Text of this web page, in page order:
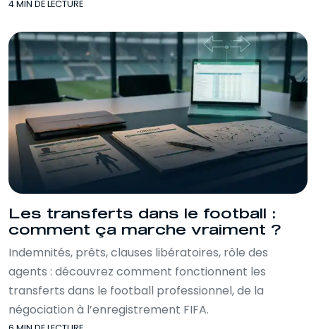
4 MIN DE LECTURE
Les transferts dans le football :
comment ça marche vraiment ?
Indemnités, prêts, clauses libératoires, rôle des
agents : découvrez comment fonctionnent les
transferts dans le football professionnel, de la
négociation à l’enregistrement FIFA.